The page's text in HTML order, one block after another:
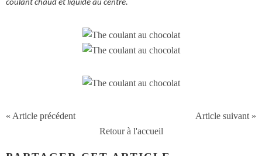
coulant chaud et liquide au centre.
« Article précédent
Article suivant »
Retour à l'accueil